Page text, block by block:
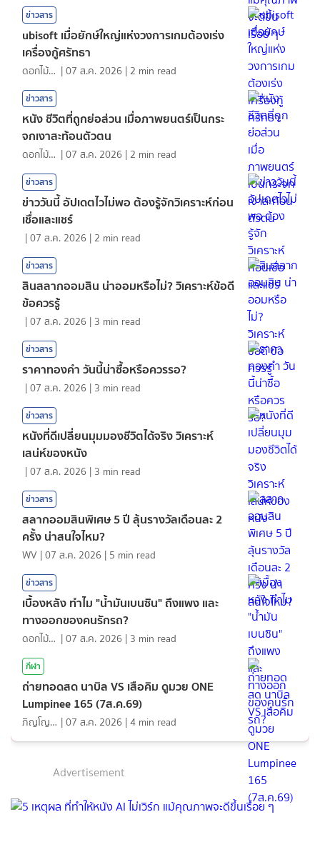
ข่าวสาร
ubisoft เมื่อยักษ์ใหญ่แห่งวงการเกมต้องเร่ง
เครื่องกู้ศรัทธา
ดอกไม้กับสายน้ำ |07 ส.ค. 2026 | 2 min read
ข่าวสาร
หนัง ชีวิตที่ถูกย่อส่วน เมื่อภาพยนตร์เป็นกระ
จกเงาสะท้อนตัวตน
ดอกไม้กับสายน้ำ |07 ส.ค. 2026 | 2 min read
ข่าวสาร
ข่าววันนี้ อัปเดตไวไม่พอ ต้องรู้จักวิเคราะห์ก่อน
เชื่อและแชร์
|07 ส.ค. 2026 | 2 min read
ข่าวสาร
สินสลากออมสิน น่าออมหรือไม่? วิเคราะห์ข้อดี
ข้อควรรู้
|07 ส.ค. 2026 | 3 min read
ข่าวสาร
ราคาทองคํา วันนี้น่าซื้อหรือควรรอ?
|07 ส.ค. 2026 | 3 min read
ข่าวสาร
หนังที่ดีเปลี่ยนมุมมองชีวิตได้จริง วิเคราะห์
เสน่ห์ของหนัง
|07 ส.ค. 2026 | 3 min read
ข่าวสาร
สลากออมสินพิเศษ 5 ปี ลุ้นรางวัลเดือนละ 2
ครั้ง น่าสนใจไหม?
WV |07 ส.ค. 2026 | 5 min read
ข่าวสาร
เบื้องหลัง ทำไม "น้ำมันเบนซิน" ถึงแพง และ
ทางออกของคนรักรถ?
ดอกไม้กับสายน้ำ |07 ส.ค. 2026 | 3 min read
กีฬา
ถ่ายทอดสด นาบิล VS เสือคิม ดูมวย ONE
Lumpinee 165 (7ส.ค.69)
ภิญโญ ส่องแสง |07 ส.ค. 2026 |4 min read
Advertisement